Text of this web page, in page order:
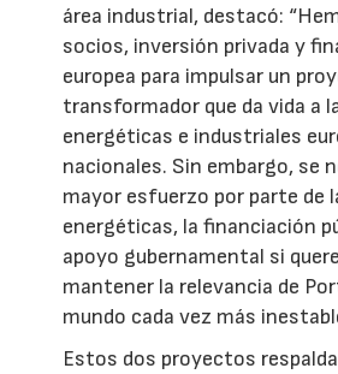
área industrial, destacó:
socios, inversión privada y
europea para impulsar un
transformador que da vida a
energéticas e industriales
nacionales. Sin embargo, se
mayor esfuerzo por parte de
energéticas, la financiación
apoyo gubernamental si
mantener la relevancia de
mundo cada vez más
Estos dos proyectos